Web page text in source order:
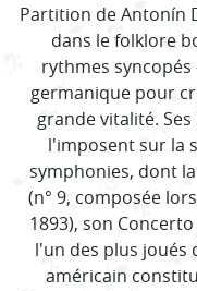
Partition de Antonín
dans le folklore
rythmes
germanique pour
grande vitalité. Ses
l'imposent sur la
symphonies, dont
(n° 9, composée
1893), son
l'un des plus
américain